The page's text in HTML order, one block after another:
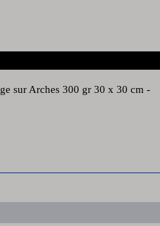
sur Arches 300 gr 30 x 30 cm -